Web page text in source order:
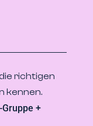
richtigen
kennen.
+